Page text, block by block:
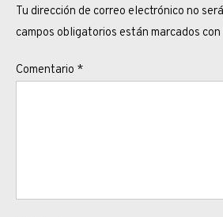
Tu dirección de correo electrónico no
campos obligatorios están marcados con
Comentario *